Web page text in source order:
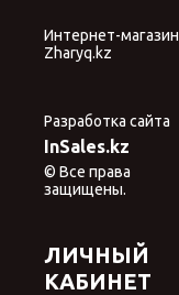
Интернет-магазин
Zharyq.kz
Разработка сайта
InSales.kz
© Все права
защищены.
ЛИЧНЫЙ
КАБИНЕТ